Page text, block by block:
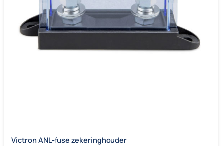
Victron ANL-fuse zekeringhouder